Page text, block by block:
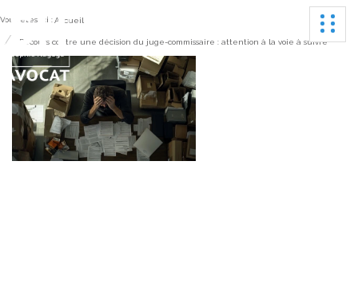
Vous êtes ici :Accueil
Recours contre une décision du juge-commissaire : attention à la voie à suivre